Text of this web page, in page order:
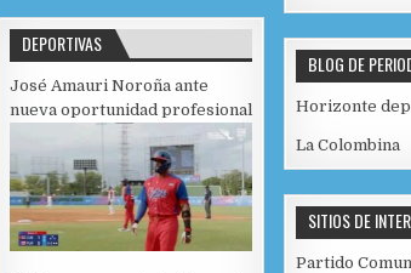
DEPORTIVAS
José Amauri Noroña ante
nueva oportunidad profesional
BLOG DE
Horizonte
La Colombina
SITIOS DE
Partido